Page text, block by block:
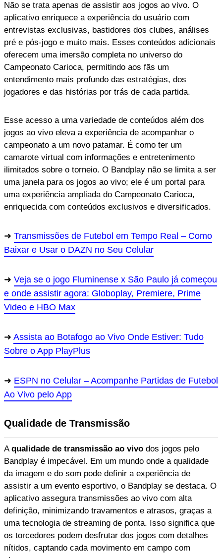
Não se trata apenas de assistir aos jogos ao vivo. O
aplicativo enriquece a experiência do usuário com
entrevistas exclusivas, bastidores dos clubes, análises
pré e pós-jogo e muito mais. Esses conteúdos adicionais
oferecem uma imersão completa no universo do
Campeonato Carioca, permitindo aos fãs um
entendimento mais profundo das estratégias, dos
jogadores e das histórias por trás de cada partida.
Esse acesso a uma variedade de conteúdos além dos
jogos ao vivo eleva a experiência de acompanhar o
campeonato a um novo patamar. É como ter um
camarote virtual com informações e entretenimento
ilimitados sobre o torneio. O Bandplay não se limita a ser
uma janela para os jogos ao vivo; ele é um portal para
uma experiência ampliada do Campeonato Carioca,
enriquecida com conteúdos exclusivos e diversificados.
Transmissões de Futebol em Tempo Real – Como
Baixar e Usar o DAZN no Seu Celular
Veja se o jogo Fluminense x São Paulo já começou
e onde assistir agora: Globoplay, Premiere, Prime
Video e HBO Max
Assista ao Botafogo ao Vivo Onde Estiver: Tudo
Sobre o App PlayPlus
ESPN no Celular – Acompanhe Partidas de Futebol
Ao Vivo pelo App
Qualidade de Transmissão
Aqualidade de transmissão ao vivo dos jogos pelo
Bandplay é impecável. Em um mundo onde a qualidade
da imagem e do som pode definir a experiência de
assistir a um evento esportivo, o Bandplay se destaca. O
aplicativo assegura transmissões ao vivo com alta
definição, minimizando travamentos e atrasos, graças a
uma tecnologia de streaming de ponta. Isso significa que
os torcedores podem desfrutar dos jogos com detalhes
nítidos, captando cada movimento em campo com